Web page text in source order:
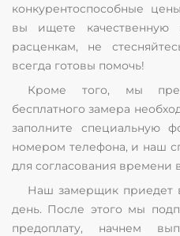
конкурентоспособные
вы ищете
расценкам, не
всегда готовы помочь!
Кроме того, мы
бесплатного замера
заполните
номером телефона, и наш
для согласования времени
Наш замерщик приедет
день. После этого мы
предоплату, начнем